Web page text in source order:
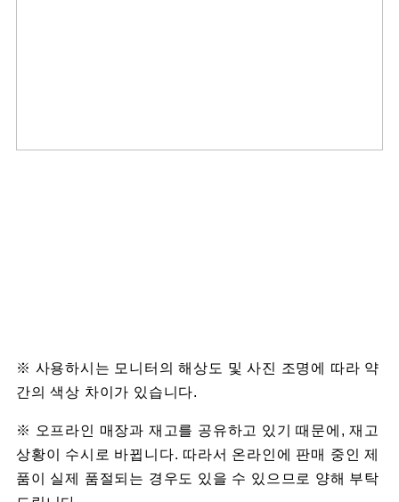
※ 사용하시는 모니터의 해상도 및 사진 조명에 따라 약
간의 색상 차이가 있습니다.
※ 오프라인 매장과 재고를 공유하고 있기 때문에, 재고
상황이 수시로 바뀝니다. 따라서 온라인에 판매 중인 제
품이 실제 품절되는 경우도 있을 수 있으므로 양해 부탁